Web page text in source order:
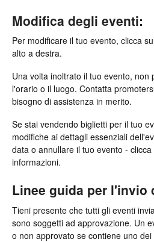
Modifica degli eventi:
Per modificare il tuo evento, clicca
alto a destra.
Una volta inoltrato il tuo evento, non
l'orario o il luogo. Contatta
bisogno di assistenza in merito.
Se stai vendendo biglietti per il tuo
modifiche ai dettagli essenziali
data o annullare il tuo evento -
informazioni.
Linee guida per l'invio
Tieni presente che tutti gli eventi
sono soggetti ad approvazione. Un
o non approvato se contiene uno